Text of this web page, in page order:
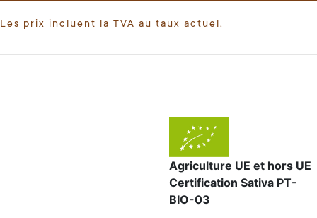
Les prix incluent la TVA au taux actuel.
Agriculture UE et hors UE
Certification Sativa PT-
BIO-03